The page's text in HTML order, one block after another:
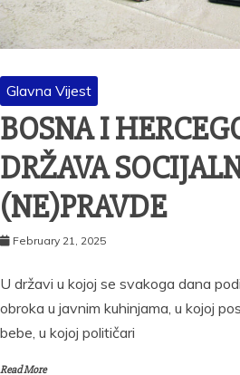
Glavna Vijest
BOSNA I
DRŽAVA
(NE)PRAVDE
February 21, 2025
U državi u kojoj se svakoga dana
obroka u javnim kuhinjama, u kojoj
bebe, u kojoj političari
Read More